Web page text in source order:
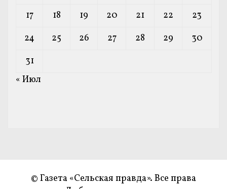
17
18 19 20 21 22
23
24
25 26 27 28 29
30
31
« Июл
© Газета «Сельская правда». Все права